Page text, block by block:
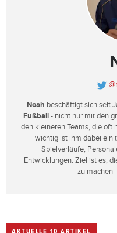
Noah beschäftigt sich seit
Fußball- nicht nur mit den
den kleineren Teams, die oft
wichtig ist ihm dabei ein
Spielverläufe,
Entwicklungen. Ziel ist es,
zu machen
AKTUELLE 10 ARTIKEL